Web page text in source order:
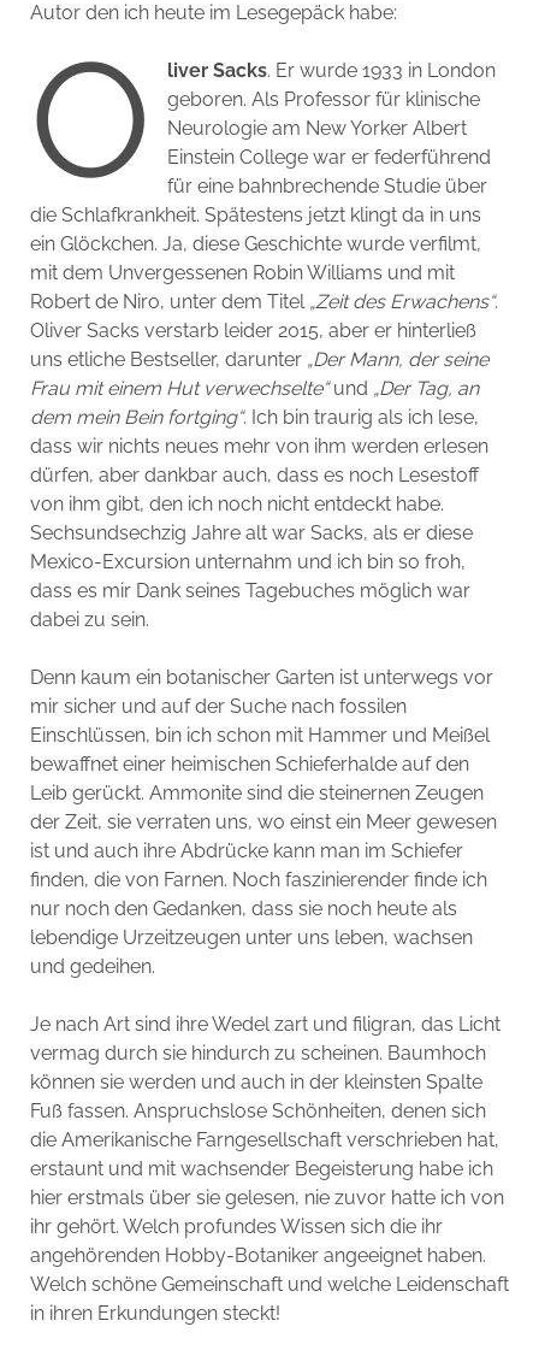
Autor den ich heute im Lesegepäck habe:
O liver Sacks. Er wurde 1933 in London
geboren. Als Professor für klinische
Neurologie am New Yorker Albert
Einstein College war er federführend
für eine bahnbrechende Studie über
die Schlafkrankheit. Spätestens jetzt klingt da in uns
ein Glöckchen. Ja, diese Geschichte wurde verfilmt,
mit dem Unvergessenen Robin Williams und mit
Robert de Niro, unter dem Titel „Zeit des Erwachens“.
Oliver Sacks verstarb leider 2015, aber er hinterließ
uns etliche Bestseller, darunter „Der Mann, der seine
Frau mit einem Hut verwechselte“und „Der Tag, an
dem mein Bein fortging“. Ich bin traurig als ich lese,
dass wir nichts neues mehr von ihm werden erlesen
dürfen, aber dankbar auch, dass es noch Lesestoff
von ihm gibt, den ich noch nicht entdeckt habe.
Sechsundsechzig Jahre alt war Sacks, als er diese
Mexico-Excursion unternahm und ich bin so froh,
dass es mir Dank seines Tagebuches möglich war
dabei zu sein.
Denn kaum ein botanischer Garten ist unterwegs vor
mir sicher und auf der Suche nach fossilen
Einschlüssen, bin ich schon mit Hammer und Meißel
bewaffnet einer heimischen Schieferhalde auf den
Leib gerückt. Ammonite sind die steinernen Zeugen
der Zeit, sie verraten uns, wo einst ein Meer gewesen
ist und auch ihre Abdrücke kann man im Schiefer
finden, die von Farnen. Noch faszinierender finde ich
nur noch den Gedanken, dass sie noch heute als
lebendige Urzeitzeugen unter uns leben, wachsen
und gedeihen.
Je nach Art sind ihre Wedel zart und filigran, das Licht
vermag durch sie hindurch zu scheinen. Baumhoch
können sie werden und auch in der kleinsten Spalte
Fuß fassen. Anspruchslose Schönheiten, denen sich
die Amerikanische Farngesellschaft verschrieben hat,
erstaunt und mit wachsender Begeisterung habe ich
hier erstmals über sie gelesen, nie zuvor hatte ich von
ihr gehört. Welch profundes Wissen sich die ihr
angehörenden Hobby-Botaniker angeeignet haben.
Welch schöne Gemeinschaft und welche Leidenschaft
in ihren Erkundungen steckt!